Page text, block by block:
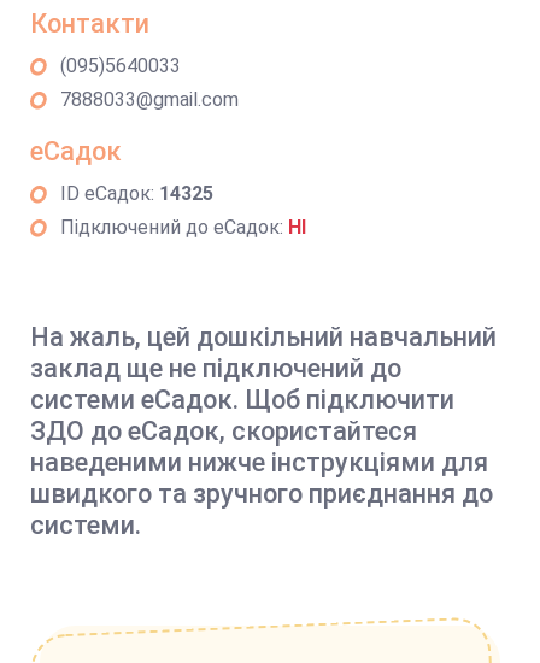
Контакти
(095)5640033
7888033@gmail.com
еСадок
ID еСадок: 14325
Підключений до еСадок: НІ
На жаль, цей дошкільний навчальний
заклад ще не підключений до
системи еСадок. Щоб підключити
ЗДО до еСадок, скористайтеся
наведеними нижче інструкціями для
швидкого та зручного приєднання до
системи.